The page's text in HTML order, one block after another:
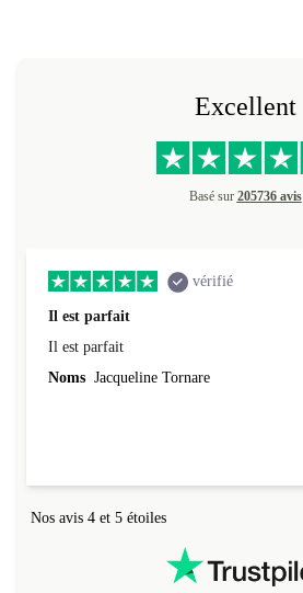
Excellent
Basé sur 205736 avis
vérifié
Il est parfait
Il est parfait
Noms Jacqueline Tornare
Nos avis 4 et 5 étoiles